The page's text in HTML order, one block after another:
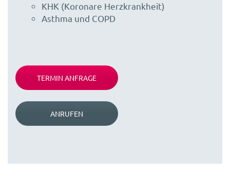
KHK (Koronare Herzkrankheit)
Asthma und COPD
TERMIN ANFRAGE
ANRUFEN